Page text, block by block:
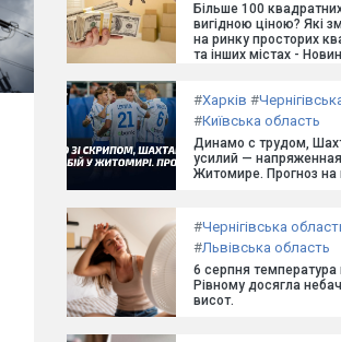
Більше 100
вигідною ціною? Які
на ринку просторих
та інших містах -
#Харків #
#Київська область
Динамо с трудом,
усилий —
Житомире. Прогноз на
#Чернігівська
#Львівська область
6 серпня температура
Рівному досягла
висот.